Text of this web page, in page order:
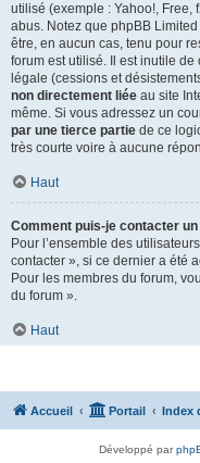
utilisé (exemple : Yahoo!, Free,
abus. Notez que phpBB Limited
être, en aucun cas, tenu pour
forum est utilisé. Il est inutile
légale (cessions et
non directement liée au site
même. Si vous adressez un
par une tierce partie de ce
très courte voire à aucune
Haut
Comment puis-je contacter
Pour l’ensemble des
contacter », si ce dernier a été
Pour les membres du forum,
du forum ».
Haut
Accueil Portail Index
Développé par